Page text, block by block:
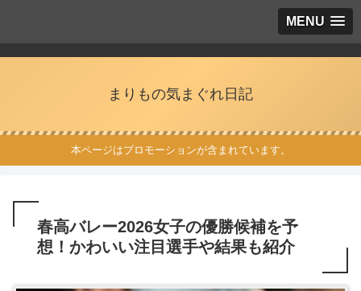
MENU
まりもの気まぐれ日記
本ページはプロモーションが含まれています。
春高バレー2026女子の優勝候補を予
想！かわいい注目選手や結果も紹介